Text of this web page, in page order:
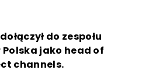
do zespołu
Polska jako head of
channels.